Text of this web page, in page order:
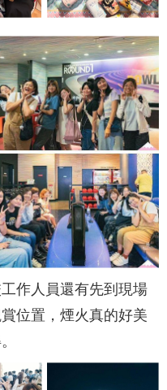
作人員還有先到現場
位置，煙火真的好美